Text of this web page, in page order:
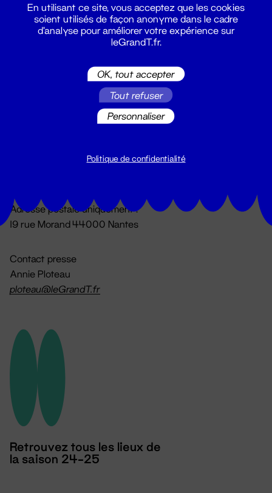
Du lundi au vendredi 14h → 18h
Adresse postale uniquement :
19 rue Morand 44000 Nantes
Contact presse
Annie Ploteau
ploteau@leGrandT.fr
Retrouvez tous les lieux de
la saison 24-25
En utilisant ce site, vous acceptez que les cookies
soient utilisés de façon anonyme dans le cadre
d'analyse pour améliorer votre expérience sur
leGrandT.fr.
OK, tout accepter
Tout refuser
Personnaliser
Politique de confidentialité